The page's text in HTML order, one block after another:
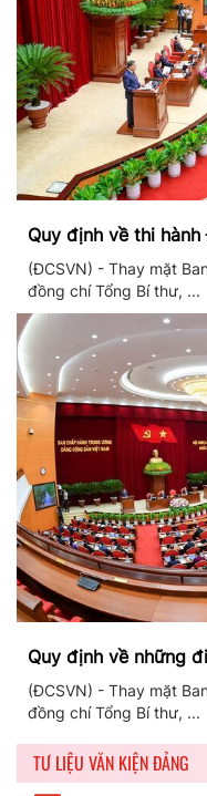
Quy định về thi
(ĐCSVN) - Thay mặt
đồng chí Tổng Bí thư, ...
Quy định về những
(ĐCSVN) - Thay mặt
đồng chí Tổng Bí thư, ...
TƯ LIỆU VĂN KIỆN ĐẢNG